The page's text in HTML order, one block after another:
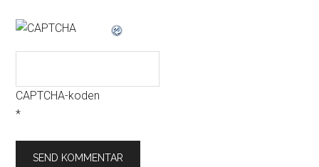
CAPTCHA-koden
*